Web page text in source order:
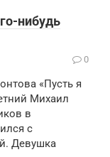
нибудь
0
«Пусть я
Михаил
в
с
Девушка